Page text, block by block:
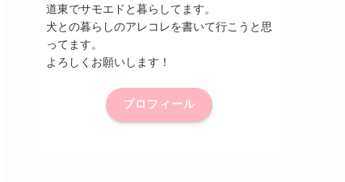
道東でサモエドと暮らしてます。
犬との暮らしのアレコレを書いて行こうと思
ってます。
よろしくお願いします！
プロフィール